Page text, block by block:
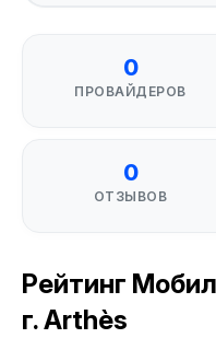
0
ПРОВАЙДЕРОВ
0
ОТЗЫВОВ
Рейтинг
г. Arthès